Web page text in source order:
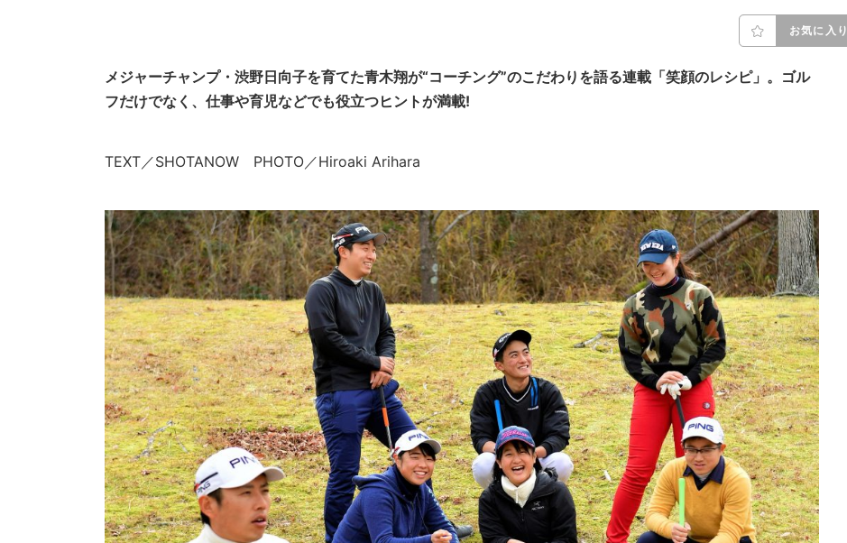
お気に入り
メジャーチャンプ・渋野日向子を育てた青木翔が“コーチング”のこだわりを語る連載「笑顔のレシピ」。ゴル
フだけでなく、仕事や育児などでも役立つヒントが満載!
TEXT／SHOTANOW PHOTO／Hiroaki Arihara